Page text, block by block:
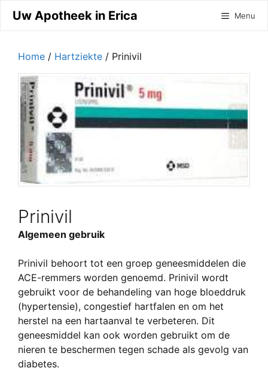
naar
inhoud
Uw Apotheek in Erica Menu
Home / Hartziekte / Prinivil
Prinivil
Algemeen gebruik
Prinivil behoort tot een groep geneesmiddelen die
ACE-remmers worden genoemd. Prinivil wordt
gebruikt voor de behandeling van hoge bloeddruk
(hypertensie), congestief hartfalen en om het
herstel na een hartaanval te verbeteren. Dit
geneesmiddel kan ook worden gebruikt om de
nieren te beschermen tegen schade als gevolg van
diabetes.